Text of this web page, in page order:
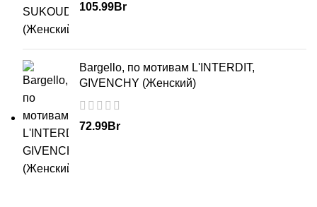
105.99Br
Bargello, по мотивам L'INTERDIT,
GIVENCHY (Женский)
72.99Br